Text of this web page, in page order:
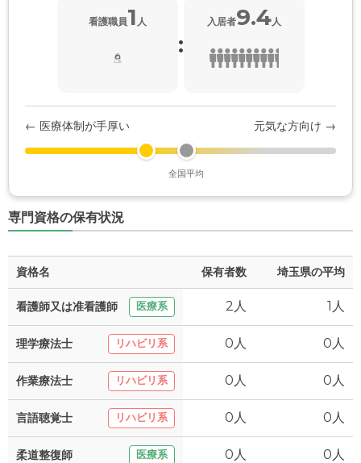
看護職員1 人
:
入居者9.4人
← 医療体制が手厚い 元気な方向け →
全国平均
専門資格の保有状況
資格名 保有者数 埼玉県の平均
看護師又は准看護師 医療系 2人 1人
理学療法士 リハビリ系 0人 0人
作業療法士 リハビリ系 0人 0人
言語聴覚士 リハビリ系 0人 0人
柔道整復師 医療系 0人 0人